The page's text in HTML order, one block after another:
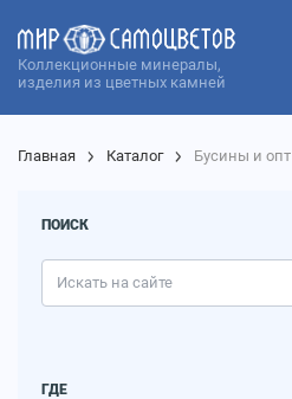
Коллекционные минералы,
изделия из цветных камней
Главная Каталог Бусины и опт
ПОИСК
ГДЕ